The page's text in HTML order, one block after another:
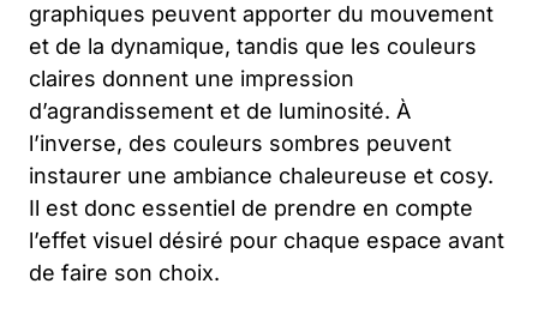
graphiques peuvent apporter du mouvement
et de la dynamique, tandis que les couleurs
claires donnent une impression
d’agrandissement et de luminosité. À
l’inverse, des couleurs sombres peuvent
instaurer une ambiance chaleureuse et cosy.
Il est donc essentiel de prendre en compte
l’effet visuel désiré pour chaque espace avant
de faire son choix.